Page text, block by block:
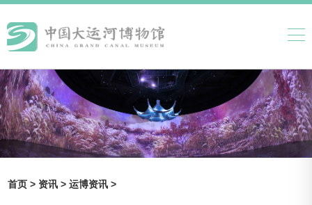
首页 >资讯 >运博资讯 >